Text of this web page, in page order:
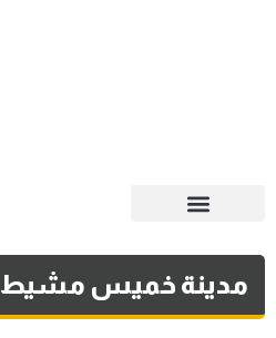
مدينة خميس مشيط